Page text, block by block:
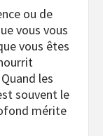
ou de
vous vous
vous êtes
les
souvent le
mérite